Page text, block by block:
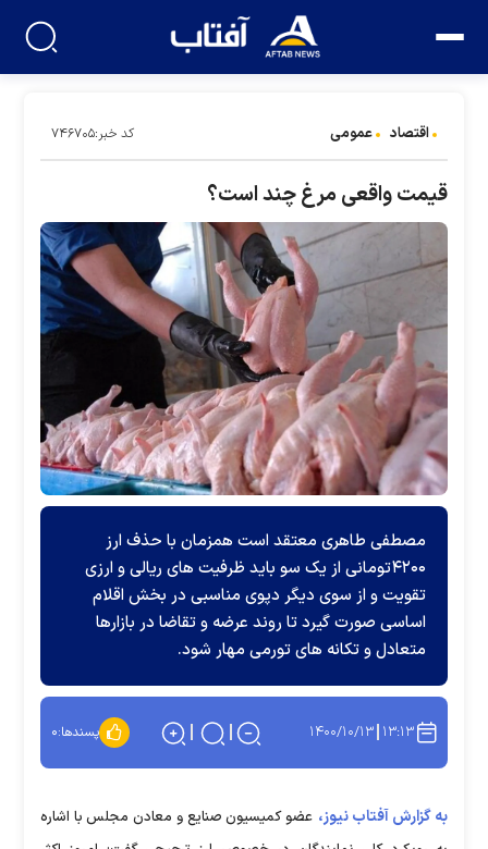
اقتصاد عمومی کد خبر:۷۴۶۷۰۵
قیمت واقعی مرغ چند است؟
مصطفی طاهری معتقد است همزمان با حذف ارز
۴۲۰۰تومانی از یک سو باید ظرفیت های ریالی و ارزی
تقویت و از سوی دیگر دپوی مناسبی در بخش اقلام
اساسی صورت گیرد تا روند عرضه و تقاضا در بازارها
متعادل و تکانه های تورمی مهار شود.
۱۳:۱۳ ۱۴۰۰/۱۰/۱۳ پسندها:۰
به گزارش آفتاب نیوز، عضو کمیسیون صنایع و معادن مجلس با اشاره